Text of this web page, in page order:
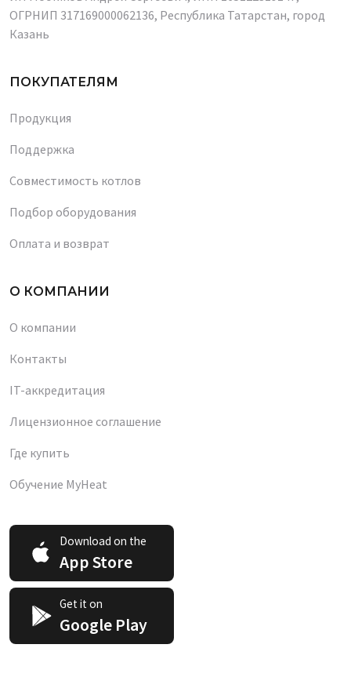
ОГРНИП 317169000062136, Республика Татарстан, город
Казань
ПОКУПАТЕЛЯМ
Продукция
Поддержка
Совместимость котлов
Подбор оборудования
Оплата и возврат
О КОМПАНИИ
О компании
Контакты
IT-аккредитация
Лицензионное соглашение
Где купить
Обучение MyHeat
Download on the
App Store
Get it on
Google Play